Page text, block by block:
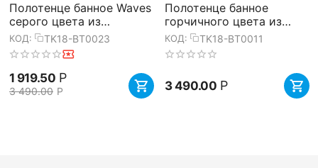
Полотенце банное Waves
серого цвета из
коллекции Essential,
70х140 см, Tkano
КОД: TK18-BT0023
1 919.50 Р
3 490.00 Р
Полотенце банное
горчичного цвета из
коллекции Essential,
70х140 см, Tkano
КОД: TK18-BT0011
3 490.00 Р